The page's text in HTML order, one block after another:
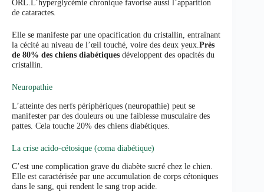
ORL.L’hyperglycémie chronique favorise aussi l’apparition
de cataractes.
Elle se manifeste par une opacification du cristallin, entraînant
la cécité au niveau de l’œil touché, voire des deux yeux. Près
de 80% des chiens diabétiques développent des opacités du
cristallin.
Neuropathie
L’atteinte des nerfs périphériques (neuropathie) peut se
manifester par des douleurs ou une faiblesse musculaire des
pattes. Cela touche 20% des chiens diabétiques.
La crise acido-cétosique (coma diabétique)
C’est une complication grave du diabète sucré chez le chien.
Elle est caractérisée par une accumulation de corps cétoniques
dans le sang, qui rendent le sang trop acide.